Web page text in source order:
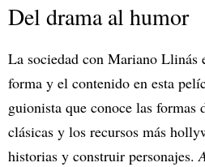
Del drama al humor
La sociedad con Mariano Llinás
forma y el contenido en esta
guionista que conoce las formas
clásicas y los recursos más
historias y construir personajes.